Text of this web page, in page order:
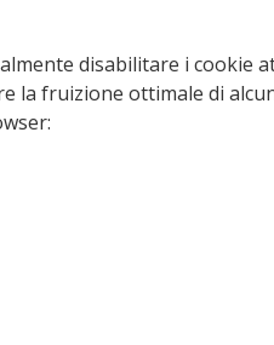
disabilitare i cookie
la fruizione ottimale di